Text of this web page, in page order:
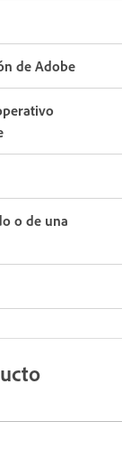
de Adobe
o de una